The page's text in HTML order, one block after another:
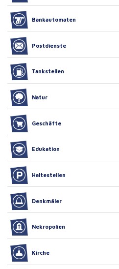
Bankautomaten
Postdienste
Tankstellen
Natur
Geschäfte
Edukation
Haltestellen
Denkmäler
Nekropolien
Kirche